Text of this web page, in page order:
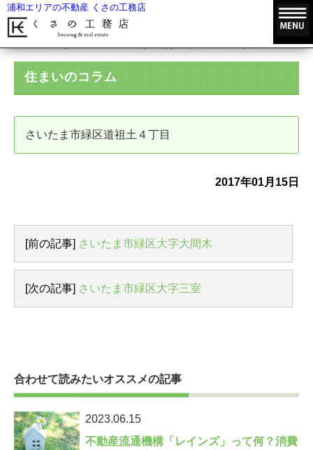
浦和エリアの不動産 くさの工務店
住まいのコラム
さいたま市緑区道祖土４丁目
2017年01月15日
[前の記事] さいたま市緑区大字大間木
[次の記事] さいたま市緑区大字三室
合わせて読みたいオススメの記事
2023.06.15
不動産流通機構「レインズ」って何？消費